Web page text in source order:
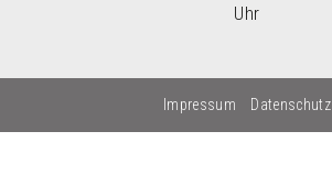
Uhr
Impressum Datenschutz